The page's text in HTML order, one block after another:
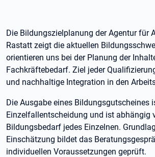
Die Bildungszielplanung der Agentur für
Rastatt zeigt die aktuellen
orientieren uns bei der Planung der
Fachkräftebedarf. Ziel jeder
und nachhaltige Integration in den
Die Ausgabe eines Bildungsgutscheines
Einzelfallentscheidung und ist abhängig
Bildungsbedarf jedes Einzelnen.
Einschätzung bildet das
individuellen Voraussetzungen geprüft.